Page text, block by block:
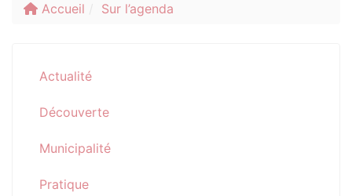
Accueil Sur l’agenda
Actualité
Découverte
Municipalité
Pratique